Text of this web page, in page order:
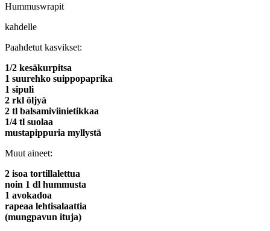
Hummuswrapit
kahdelle
Paahdetut kasvikset:
1/2 kesäkurpitsa
1 suurehko suippopaprika
1 sipuli
2 rkl öljyä
2 tl balsamiviinietikkaa
1/4 tl suolaa
mustapippuria myllystä
Muut aineet:
2 isoa tortillalettua
noin 1 dl hummusta
1 avokadoa
rapeaa lehtisalaattia
(mungpavun ituja)